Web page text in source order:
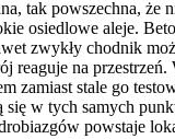
tak powszechna,
osiedlowe aleje.
zwykły chodnik
na
zamiast stale go
w tych samych
powstaje